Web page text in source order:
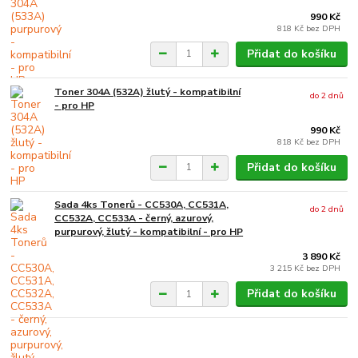
990 Kč
818 Kč bez DPH
Přidat do košíku
Toner 304A (532A) žlutý - kompatibilní
- pro HP
990 Kč
818 Kč bez DPH
do 2 dnů
Přidat do košíku
Sada 4ks Tonerů - CC530A, CC531A,
CC532A, CC533A - černý, azurový,
purpurový, žlutý - kompatibilní - pro HP
3 890 Kč
3 215 Kč bez DPH
do 2 dnů
Přidat do košíku